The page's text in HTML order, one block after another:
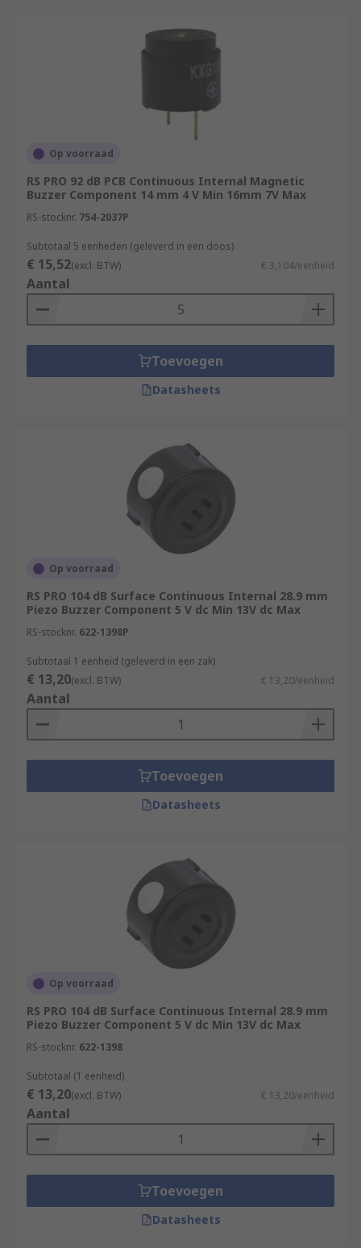
Op voorraad
RS PRO 92 dB PCB Continuous Internal Magnetic
Buzzer Component 14 mm 4 V Min 16mm 7V Max
RS-stocknr. 754-2037P
Subtotaal 5 eenheden (geleverd in een doos)
€ 15,52(excl. BTW) € 3,104/eenheid
Aantal
Toevoegen
Datasheets
Op voorraad
RS PRO 104 dB Surface Continuous Internal 28.9 mm
Piezo Buzzer Component 5 V dc Min 13V dc Max
RS-stocknr. 622-1398P
Subtotaal 1 eenheid (geleverd in een zak)
€ 13,20(excl. BTW) € 13,20/eenheid
Aantal
Toevoegen
Datasheets
Op voorraad
RS PRO 104 dB Surface Continuous Internal 28.9 mm
Piezo Buzzer Component 5 V dc Min 13V dc Max
RS-stocknr. 622-1398
Subtotaal (1 eenheid)
€ 13,20(excl. BTW) € 13,20/eenheid
Aantal
Toevoegen
Datasheets